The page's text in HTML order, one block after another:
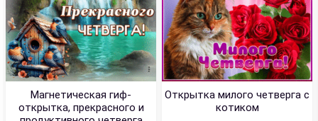
Магнетическая гиф-
открытка, прекрасного и
Открытка милого четверга с
котиком